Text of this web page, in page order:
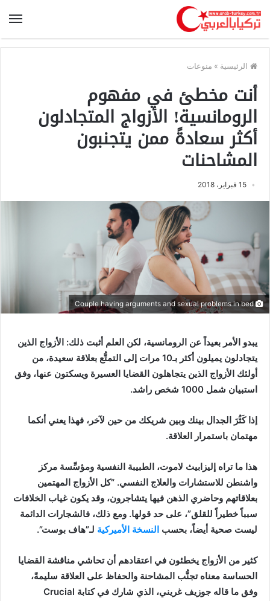
الرئيسية » منوعات
أنت مخطئ في مفهوم
الرومانسية! الأزواج المتجادلون
أكثر سعادةً ممن يتجنبون
المشاحنات
15 فبراير، 2018
Couple having arguments and sexual problems in bed
يبدو الأمر بعيداً عن الرومانسية، لكن العلم أثبت ذلك: الأزواج الذين
يتجادلون يميلون أكثر بـ10 مرات إلى التمتُّع بعلاقة سعيدة، من
أولئك الأزواج الذين يتجاهلون القضايا العسيرة ويسكتون عنها، وفق
استبيان شمل 1000 شخص راشد.
إذا كَثُرَ الجدال بينك وبين شريكك من حين لآخر، فهذا يعني أنكما
مهتمان باستمرار العلاقة.
هذا ما تراه إليزابيث لاموت، الطبيبة النفسية ومؤسِّسة مركز
واشنطن للاستشارات والعلاج النفسي. “كل الأزواج المهتمين
بعلاقاتهم وحاضري الذهن فيها يتشاجرون، وقد يكون غياب الخلافات
سبباً خطيراً للقلق”، على حد قولها. ومع ذلك، فالشجارات الدائمة
ليست صحية أيضاً، بحسب النسخة الأميركية لـ”هاف بوست”.
كثير من الأزواج يخطئون في اعتقادهم أن تحاشي مناقشة القضايا
الحساسة معناه تجنُّب المشاحنة والحفاظ على العلاقة سليمةً،
وفق ما قاله جوزيف غريني، الذي شارك في كتابة Crucial